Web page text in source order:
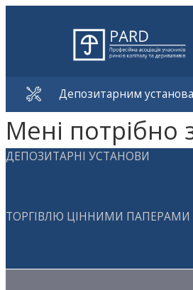
Депозитарним
Мені потрібно
ДЕПОЗИТАРНІ УСТАНОВИ
ТОРГІВЛЮ ЦІННИМИ ПАПЕРАМИ